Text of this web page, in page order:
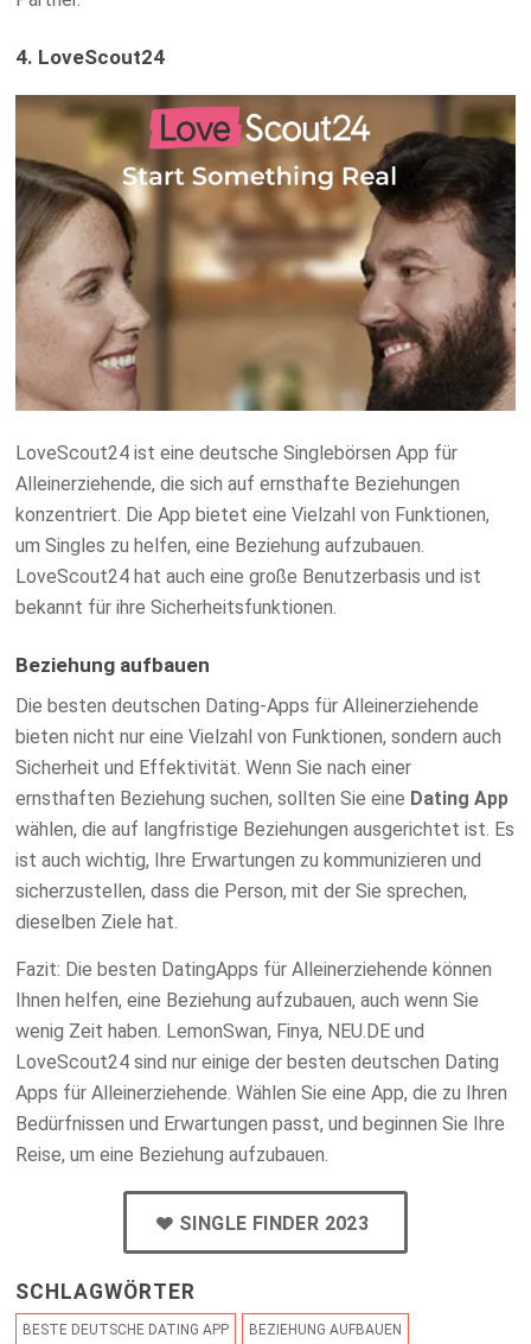
4. LoveScout24
LoveScout24 ist eine deutsche Singlebörsen App für
Alleinerziehende, die sich auf ernsthafte Beziehungen
konzentriert. Die App bietet eine Vielzahl von Funktionen,
um Singles zu helfen, eine Beziehung aufzubauen.
LoveScout24 hat auch eine große Benutzerbasis und ist
bekannt für ihre Sicherheitsfunktionen.
Beziehung aufbauen
Die besten deutschen Dating-Apps für Alleinerziehende
bieten nicht nur eine Vielzahl von Funktionen, sondern auch
Sicherheit und Effektivität. Wenn Sie nach einer
ernsthaften Beziehung suchen, sollten Sie eine Dating App
wählen, die auf langfristige Beziehungen ausgerichtet ist. Es
ist auch wichtig, Ihre Erwartungen zu kommunizieren und
sicherzustellen, dass die Person, mit der Sie sprechen,
dieselben Ziele hat.
Fazit: Die besten DatingApps für Alleinerziehende können
Ihnen helfen, eine Beziehung aufzubauen, auch wenn Sie
wenig Zeit haben. LemonSwan, Finya, NEU.DE und
LoveScout24 sind nur einige der besten deutschen Dating
Apps für Alleinerziehende. Wählen Sie eine App, die zu Ihren
Bedürfnissen und Erwartungen passt, und beginnen Sie Ihre
Reise, um eine Beziehung aufzubauen.
SINGLE FINDER 2023
SCHLAGWÖRTER
BESTE DEUTSCHE DATING APP BEZIEHUNG AUFBAUEN